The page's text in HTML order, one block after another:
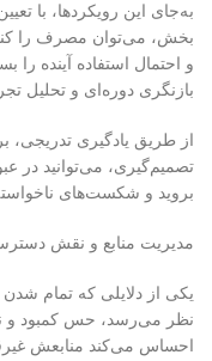
به‌جای این رویکردها، با
بخش، می‌توان مصرف را
و احتمال استفاده آینده را
بازنگری دوره‌ای و تحلیل
از طریق یادگیری تدریجی،
تصمیم‌گیری، می‌توانید در
بروید و شکست‌های
مدیریت منابع و نقش
یکی از دلایلی که تمام
نظر می‌رسد، حس کمبود و
احساس می‌کند منابعش